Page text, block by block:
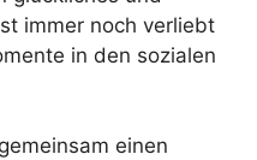
immer noch verliebt
in den sozialen
einen